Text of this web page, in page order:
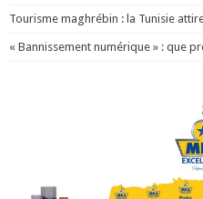
Tourisme maghrébin : la Tunisie
« Bannissement numérique » : que